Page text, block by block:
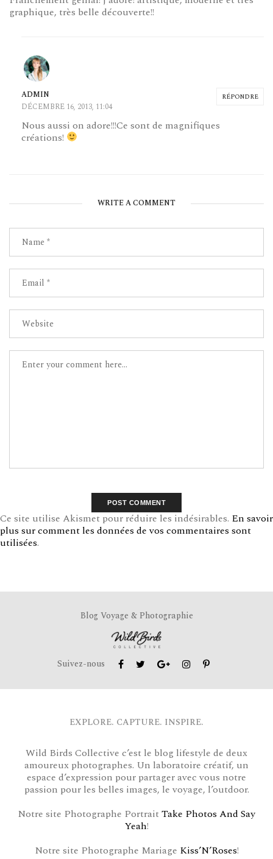
graphique, très belle découverte!!
RÉPONDRE
ADMIN
DÉCEMBRE 16, 2013, 11:04
Nous aussi on adore!!!Ce sont de magnifiques
créations!
WRITE A COMMENT
Ce site utilise Akismet pour réduire les indésirables. En savoir
plus sur comment les données de vos commentaires sont
utilisées.
Blog Voyage & Photographie
Suivez-nous
EXPLORE. CAPTURE. INSPIRE.
Wild Birds Collective c’est le blog lifestyle de deux
amoureux photographes. Un laboratoire créatif, un
espace d’expression pour partager avec vous notre
passion pour les belles images, le voyage, l’outdoor.
Notre site Photographe PortraitTake Photos And Say
Yeah!
Notre site Photographe Mariage Kiss’N’Roses!